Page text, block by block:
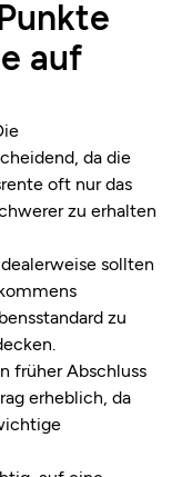
auf
da die
oft nur das
zu erhalten
sollten
zu
früher Abschluss
erheblich, da